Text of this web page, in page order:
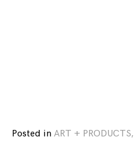
Posted in ART + PRODUCTS,